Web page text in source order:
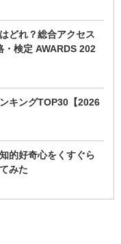
どれ？総合アクセス
・検定 AWARDS 202
キングTOP30【2026
的好奇心をくすぐら
みた